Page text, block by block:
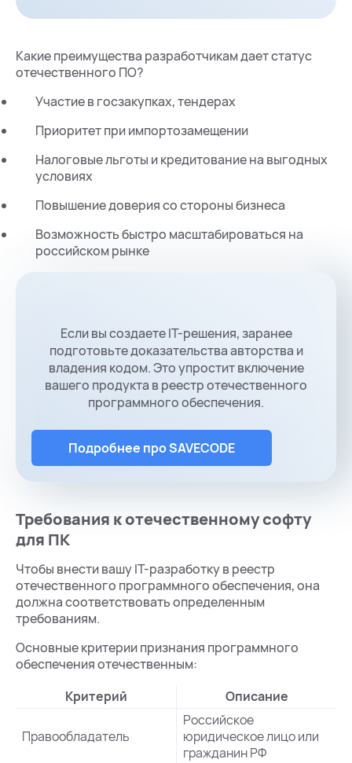
Какие преимущества разработчикам дает статус
отечественного ПО?
Участие в госзакупках, тендерах
Приоритет при импортозамещении
Налоговые льготы и кредитование на выгодных
условиях
Повышение доверия со стороны бизнеса
Возможность быстро масштабироваться на
российском рынке
Если вы создаете IT-решения, заранее
подготовьте доказательства авторства и
владения кодом. Это упростит включение
вашего продукта в реестр отечественного
программного обеспечения.
Подробнее про SAVECODE
Требования к отечественному софту
для ПК
Чтобы внести вашу IT-разработку в реестр
отечественного программного обеспечения, она
должна соответствовать определенным
требованиям.
Основные критерии признания программного
обеспечения отечественным:
Критерий
Описание
Правообладатель
Российское
юридическое лицо или
гражданин РФ